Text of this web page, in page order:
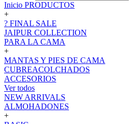
Inicio PRODUCTOS
+
? FINAL SALE
JAIPUR COLLECTION
PARA LA CAMA
+
MANTAS Y PIES DE CAMA
CUBREACOLCHADOS
ACCESORIOS
Ver todos
NEW ARRIVALS
ALMOHADONES
+